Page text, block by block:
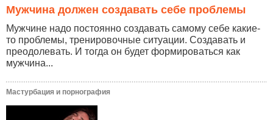
Мужчина должен создавать себе проблемы
Мужчине надо постоянно создавать самому себе какие-
то проблемы, тренировочные ситуации. Создавать и
преодолевать. И тогда он будет формироваться как
мужчина...
Мастурбация и порнография